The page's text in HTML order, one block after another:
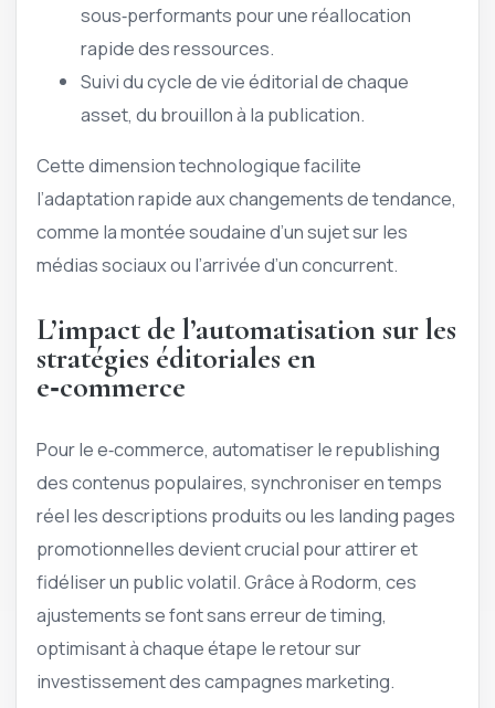
sous‑performants pour une réallocation
rapide des ressources.
Suivi du cycle de vie éditorial de chaque
asset, du brouillon à la publication.
Cette dimension technologique facilite
l’adaptation rapide aux changements de tendance,
comme la montée soudaine d’un sujet sur les
médias sociaux ou l’arrivée d’un concurrent.
L’impact de l’automatisation sur les
stratégies éditoriales en
e‑commerce
Pour le e‑commerce, automatiser le republishing
des contenus populaires, synchroniser en temps
réel les descriptions produits ou les landing pages
promotionnelles devient crucial pour attirer et
fidéliser un public volatil. Grâce à Rodorm, ces
ajustements se font sans erreur de timing,
optimisant à chaque étape le retour sur
investissement des campagnes marketing.